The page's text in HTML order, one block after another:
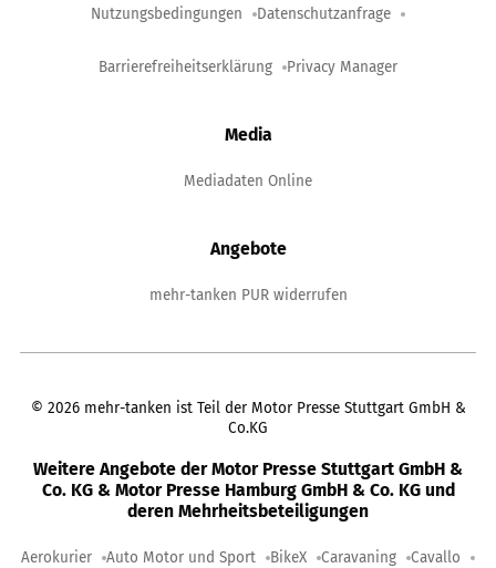
Nutzungsbedingungen Datenschutzanfrage
Barrierefreiheitserklärung Privacy Manager
Media
Mediadaten Online
Angebote
mehr-tanken PUR widerrufen
© 2026 mehr-tanken ist Teil der Motor Presse Stuttgart GmbH &
Co.KG
Weitere Angebote der Motor Presse Stuttgart GmbH &
Co. KG & Motor Presse Hamburg GmbH & Co. KG und
deren Mehrheitsbeteiligungen
Aerokurier Auto Motor und Sport BikeX Caravaning Cavallo